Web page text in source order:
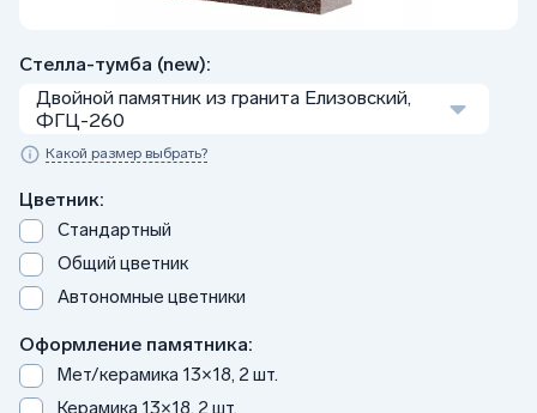
Стелла-тумба (new):
Двойной памятник из гранита Елизовский,
ФГЦ-260
Какой размер выбрать?
Цветник:
Стандартный
Общий цветник
Автономные цветники
Оформление памятника:
Мет/керамика 13×18, 2 шт.
Керамика 13×18, 2 шт.